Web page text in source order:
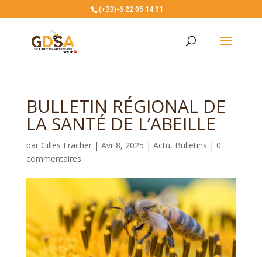
(+33)-6 22 05 14 91
BULLETIN RÉGIONAL DE
LA SANTÉ DE L’ABEILLE
par Gilles Fracher| Avr 8, 2025 | Actu, Bulletins | 0
commentaires